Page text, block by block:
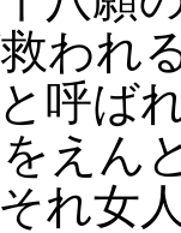
われ
呼ば
えん
れ女